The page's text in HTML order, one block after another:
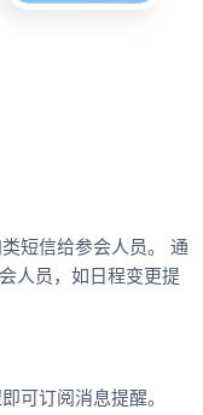
短信给参会人员。 通
人员，如日程变更提
可订阅消息提醒。